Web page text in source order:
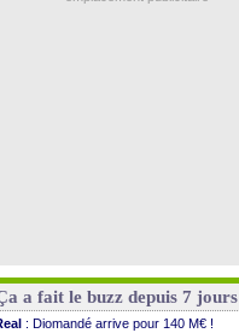
: Naples vise Gabriel Jesus
a fait le buzz depuis 7 jours
: Diomandé arrive pour 140 M€ !